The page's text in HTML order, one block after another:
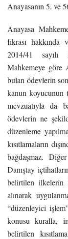
Anayasanın 5. ve
Anayasa
fıkrası
2014/41 sayılı
Mahkemeye göre
bulan ödevlerin
kanun koyucunun
mevzuatıyla da
ödevlerin ne
düzenleme
kısıtlamaların
bağdaşmaz.
Danıştay
belirtilen
alınarak
“düzenleyici
konusu kuralla,
belirtilen